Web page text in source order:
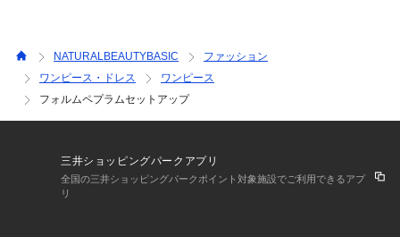
NATURALBEAUTYBASIC
ファッション
ワンピース・ドレス
ワンピース
フォルムペプラムセットアップ
三井ショッピングパークアプリ
全国の三井ショッピングパークポイント対象施設でご利用できるアプ
リ